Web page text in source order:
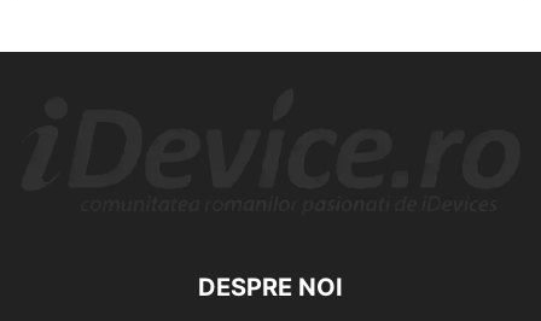
DESPRE NOI